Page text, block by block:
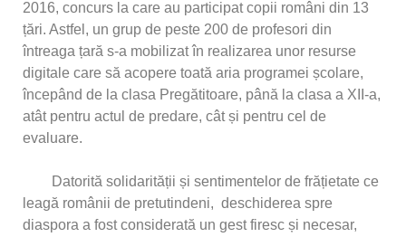
2016, concurs la care au participat copii români din 13
țări. Astfel, un grup de peste 200 de profesori din
întreaga țară s-a mobilizat în realizarea unor resurse
digitale care să acopere toată aria programei școlare,
începând de la clasa Pregătitoare, până la clasa a XII-a,
atât pentru actul de predare, cât și pentru cel de
evaluare.
Datorită solidarității și sentimentelor de frățietate ce
leagă românii de pretutindeni, deschiderea spre
diaspora a fost considerată un gest firesc și necesar,